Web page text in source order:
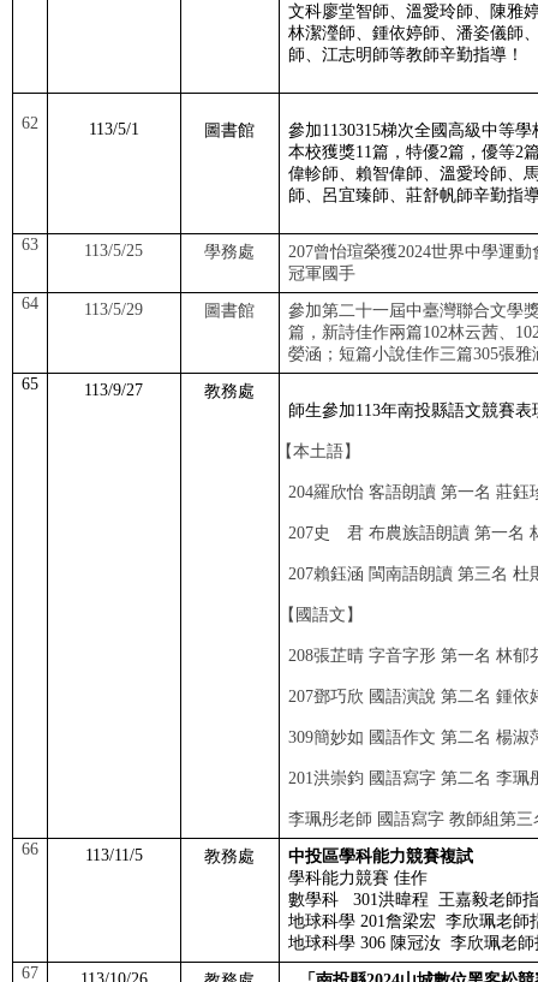
文科廖堂智師、溫愛玲師、陳雅
林潔瀅師、鍾依婷師、潘姿儀師
師、江志明師等教師辛勤指導！
62 113/5/1 圖書館 參加1130315梯次全國高級中等學
本校獲獎11篇，特優2篇，優等2
偉軫師、賴智偉師、溫愛玲師、
師、呂宜臻師、莊舒帆師辛勤指
63 113/5/25 學務處 207曾怡瑄榮獲2024世界中學運動
冠軍國手
64
113/5/29 圖書館
參加第二十一屆中臺灣聯合文學
篇，新詩佳作兩篇102林云茜、
嫈涵；短篇小說佳作三篇305張雅
65
113/9/27
教務處
師生參加113年南投縣語文競賽表
【本土語】
204羅欣怡 客語朗讀 第一名 莊鈺
207史 君 布農族語朗讀 第一名
207賴鈺涵 閩南語朗讀 第三名 杜
【國語文】
208張芷晴 字音字形 第一名 林郁
207鄧巧欣 國語演說 第二名 鍾依
309簡妙如 國語作文 第二名 楊淑
201洪崇鈞 國語寫字 第二名 李珮
李珮彤老師 國語寫字 教師組第三
66
113/11/5 教務處
中投區學科能力競賽複試
學科能力競賽 佳作
數學科301洪暐程 王嘉毅老師
地球科學 201詹梁宏 李欣珮老師
地球科學306 陳冠汝 李欣珮老師
67